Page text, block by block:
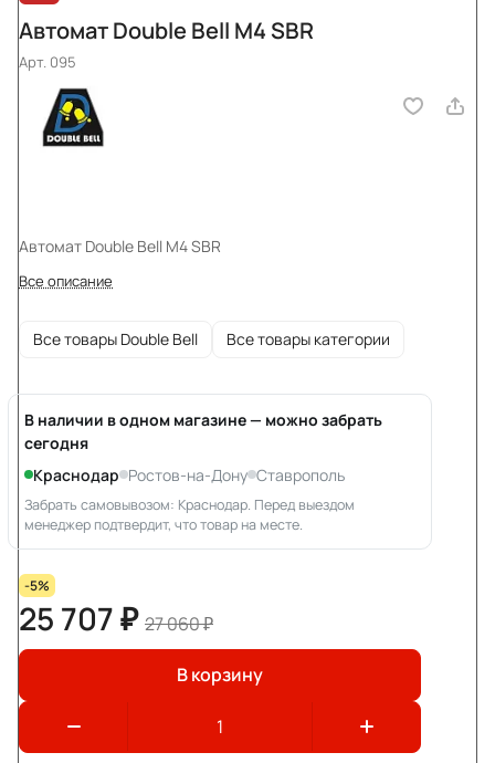
Автомат Double Bell M4 SBR
Арт. 095
Автомат Double Bell M4 SBR
Все описание
Все товары Double Bell Все товары категории
В наличии в одном магазине — можно забрать
сегодня
Краснодар Ростов-на-Дону Ставрополь
Забрать самовывозом: Краснодар. Перед выездом
менеджер подтвердит, что товар на месте.
-5%
25 707 ₽ 27 060 ₽
В корзину